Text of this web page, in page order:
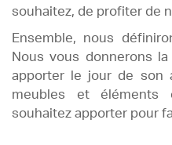
souhaitez, de profiter de
Ensemble, nous
Nous vous donnerons
apporter le jour de son
meubles et éléments
souhaitez apporter pour